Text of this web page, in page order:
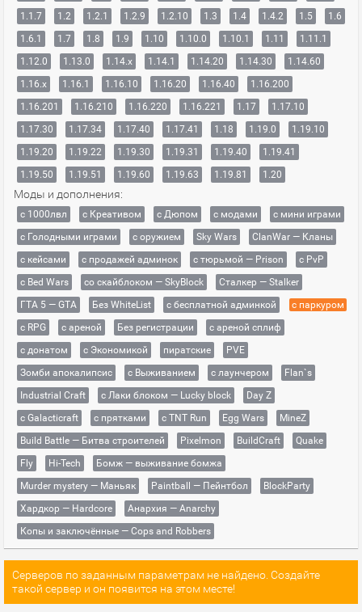
1.1.7
1.2 1.2.1 1.2.9 1.2.10 1.3 1.4 1.4.2 1.5
1.6
1.6.1
1.7 1.8 1.9 1.10 1.10.0 1.10.1 1.11
1.11.1
1.12.0
1.13.0 1.14.x 1.14.1 1.14.20 1.14.30
1.14.60
1.16.x
1.16.1 1.16.10 1.16.20 1.16.40
1.16.200
1.16.201
1.16.210 1.16.220 1.16.221 1.17
1.17.10
1.17.30
1.17.34 1.17.40 1.17.41 1.18 1.19.0
1.19.10
1.19.20
1.19.22 1.19.30 1.19.31 1.19.40
1.19.41
1.19.50
1.19.51 1.19.60 1.19.63 1.19.81 1.20
Моды и дополнения:
с 1000лвл c Креативом с Дюпом с модами
с мини играми
с Голодными играми
с оружием Sky Wars
ClanWar — Кланы
с кейсами
с продажей админок с тюрьмой — Prison
с PvP
с Bed Wars
со скайблоком — SkyBlock
Сталкер — Stalker
ГТА 5 — GTA
Без WhiteList с бесплатной админкой
с паркуром
с RPG
с ареной Без регистрации
с ареной сплиф
с донатом
с Экономикой пиратские
PVE
Зомби апокалипсис
с Выживанием с лаунчером
Flan`s
Industrial Craft
с Лаки блоком — Lucky block
Day Z
с Galacticraft
с прятками с TNT Run Egg Wars
MineZ
Build Battle — Битва строителей
Pixelmon BuildCraft
Quake
Fly
Hi-Tech
Бомж — выживание бомжа
Murder mystery — Маньяк
Paintball — Пейнтбол
BlockParty
Хардкор — Hardcore
Анархия — Anarchy
Копы и заключённые — Cops and Robbers
Серверов по заданным параметрам не найдено. Создайте
такой сервер и он появится на этом месте!